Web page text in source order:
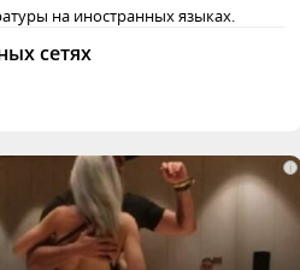
на иностранных языках.
сетях
i